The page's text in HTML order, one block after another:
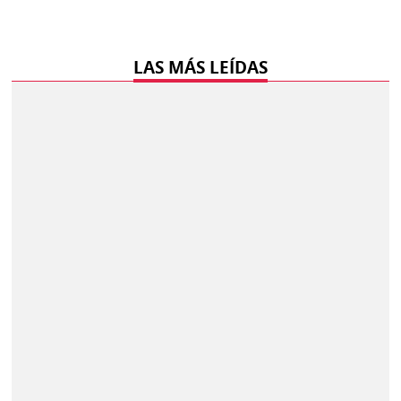
LAS MÁS LEÍDAS